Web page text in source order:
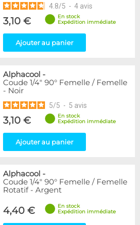
4.8/5 - 4 avis
3,10 €
En stock
Expédition immédiate
Ajouter au panier
Alphacool -
Coude 1/4" 90° Femelle / Femelle
- Noir
5/5 - 5 avis
3,10 €
En stock
Expédition immédiate
Ajouter au panier
Alphacool -
Coude 1/4" 90° Femelle / Femelle
Rotatif - Argent
4,40 €
En stock
Expédition immédiate